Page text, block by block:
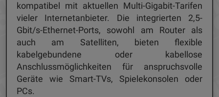
kompatibel mit aktuellen Multi-Gigabit-Tarifen
vieler Internetanbieter. Die integrierten 2,5-
Gbit/s-Ethernet-Ports, sowohl am Router als
auch am Satelliten, bieten flexible
kabelgebundene oder kabellose
Anschlussmöglichkeiten für anspruchsvolle
Geräte wie Smart-TVs, Spielekonsolen oder
PCs.